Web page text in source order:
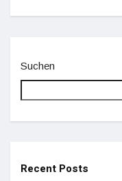
Suchen
Recent Posts